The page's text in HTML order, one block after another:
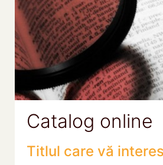
Catalog online
Titlul care vă